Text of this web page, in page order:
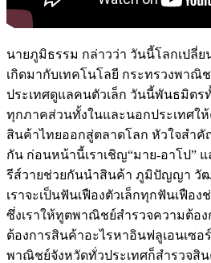
นายภูมิธรรม กล่าวว่า วันนี้โลกเปลี่ย
เกิดมากับเทคโนโลยี กระทรวงพาณิ
ประเทศดูแลคนตัวเล็ก วันนี้พันธมิตร
ทุกภาคส่วนทั้งในและนอกประเทศใ
สินค้าไทยออกสู่ตลาดโลก หัวใจสำ
กัน ก่อนหน้านี้เราเชิญ“มาย-อาโป”
รีส์วายช่วยกันนำสินค้า ภูมิปัญญา วั
เราจะเป็นฟันเฟืองตัวเล็กทุกฟันเฟือ
ซึ่งเราให้ทูตพาณิชย์สำรวจความต้อง
ต้องการสินค้าอะไรหาอินฟลูเอนเซ
พาณิชย์จังหวัดทั่วประเทศก็สำรวจสิ